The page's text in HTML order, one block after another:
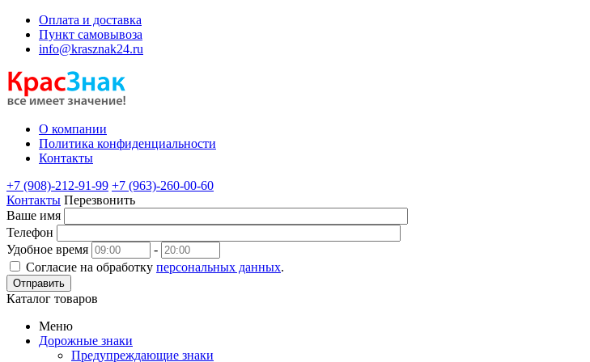
Оплата и доставка
Пункт самовывоза
info@krasznak24.ru
О компании
Политика конфиденциальности
Контакты
+7 (908)-212-91-99 +7 (963)-260-00-60
Контакты Перезвонить
Ваше имя
Телефон
Удобное время
-
Согласие на обработку персональных данных.
Отправить
Каталог товаров
Меню
Дорожные знаки
Предупреждающие знаки